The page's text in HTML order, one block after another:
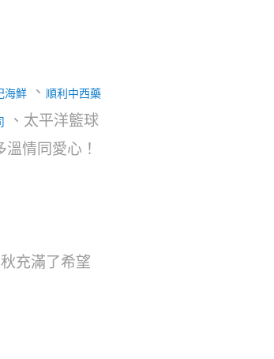
海鮮 、 順利中西藥
、太平洋籃球
情同愛心！
充滿了希望